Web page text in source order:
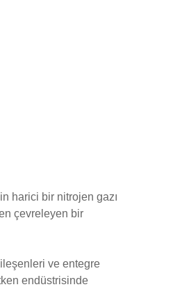
harici bir nitrojen gazı
çevreleyen bir
ve entegre
endüstrisinde